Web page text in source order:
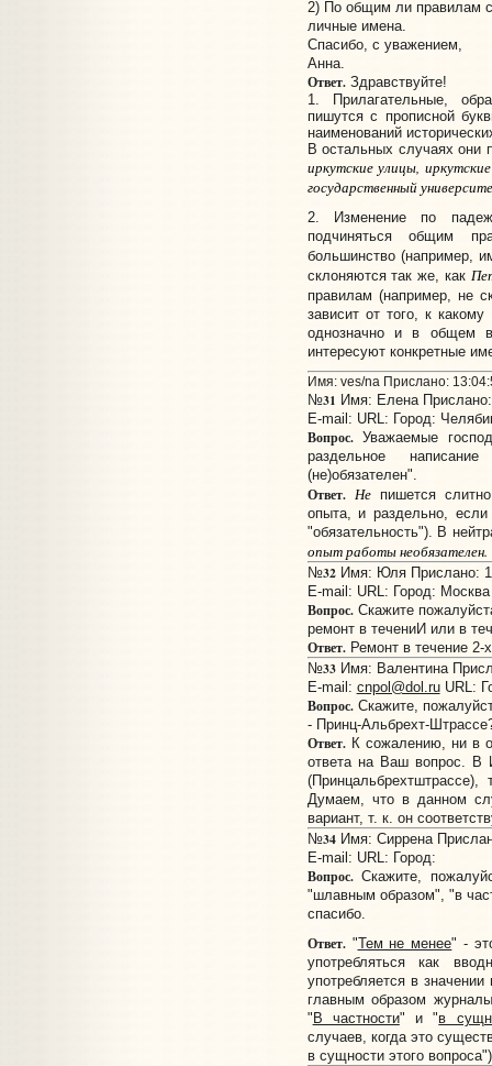
2) По общим ли правилам
личные имена.
Спасибо, с уважением,
Анна.
Ответ.Здравствуйте!
1. Прилагательные,
пишутся с прописной
наименований
В остальных случаях они
иркутские улицы,
государственный
2. Изменение по
подчиняться общим
большинство (например,
склоняются так же, как
правилам (например, не
зависит от того, к
однозначно и в общем
интересуют конкретные
Имя: ves/na Прислано:
№31 Имя: Елена
E-mail: URL: Город:
Вопрос.Уважаемые
раздельное
(не)обязателен".
Ответ. Непишется
опыта, и раздельно, если
"обязательность"). В
опыт работы необязателен.
№32Имя: Юля Прислано:
E-mail: URL: Город: Москва
Вопрос.Скажите
ремонт в течениИ или в
Ответ.Ремонт в течение 2-
№33Имя: Валентина
E-mail: cnpol@dol.ruURL:
Вопрос.Скажите,
- Принц-Альбрехт-
Ответ.К сожалению, ни в
ответа на Ваш вопрос. В
Думаем, что в данном
вариант, т. к. он
№34Имя: Сиррена
E-mail: URL: Город:
Вопрос.Скажите,
"шлавным образом", "в
спасибо.
Ответ."Тем не менее" -
употребляться как
употребляется в
главным образом
" В частности" и "в
случаев, когда это
в сущности этого